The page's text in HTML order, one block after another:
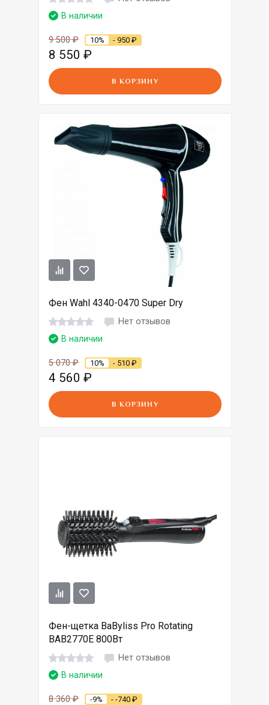
В наличии
9 500₽ 10% - 950 ₽
8 550 ₽
В КОРЗИНУ
Фен Wahl 4340-0470 Super Dry
Нет отзывов
В наличии
5 070₽ 10% - 510 ₽
4 560 ₽
В КОРЗИНУ
Фен-щетка BaByliss Pro Rotating
BAB2770E 800Вт
Нет отзывов
В наличии
8 360₽ -9% - -740 ₽